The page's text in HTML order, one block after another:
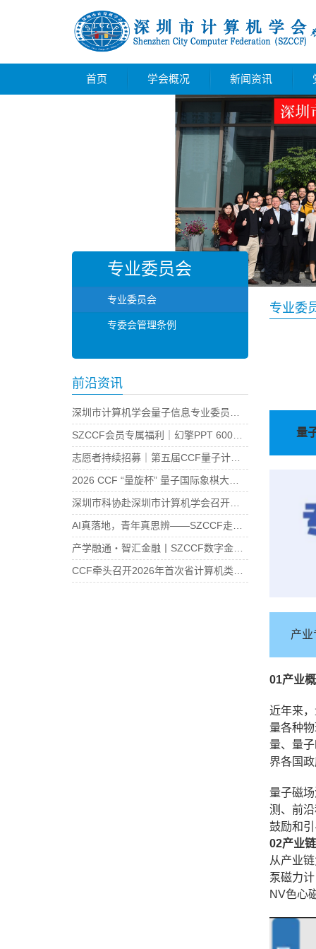
首页 学会概况 新闻资讯
专业委
量
产
01产业
近年来
量各种
量、量
界各国
量子磁
测、前
鼓励和
02产业
从产业
泵磁力
NV色心
专业委员会
专业委员会
专委会管理条例
前沿资讯